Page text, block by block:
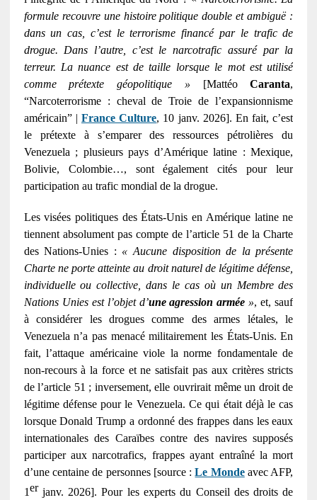
formule recouvre une histoire politique double et ambiguë :
dans un cas, c’est le terrorisme financé par le trafic de
drogue. Dans l’autre, c’est le narcotrafic assuré par la
terreur. La nuance est de taille lorsque le mot est utilisé
comme prétexte géopolitique » [MattéoCaranta,
“Narcoterrorisme : cheval de Troie de l’expansionnisme
américain” | France Culture, 10 janv. 2026]. En fait, c’est
le prétexte à s’emparer des ressources pétrolières du
Venezuela ; plusieurs pays d’Amérique latine : Mexique,
Bolivie, Colombie…, sont également cités pour leur
participation au trafic mondial de la drogue.
Les visées politiques des États-Unis en Amérique latine ne
tiennent absolument pas compte de l’article 51 de la Charte
des Nations-Unies : « Aucune disposition de la présente
Charte ne porte atteinte au droit naturel de légitime défense,
individuelle ou collective, dans le cas où un Membre des
Nations Unies est l’objet d’une agression armée », et, sauf
à considérer les drogues comme des armes létales, le
Venezuela n’a pas menacé militairement les États-Unis. En
fait, l’attaque américaine viole la norme fondamentale de
non-recours à la force et ne satisfait pas aux critères stricts
de l’article 51 ; inversement, elle ouvrirait même un droit de
légitime défense pour le Venezuela. Ce qui était déjà le cas
lorsque Donald Trump a ordonné des frappes dans les eaux
internationales des Caraïbes contre des navires supposés
participer aux narcotrafics, frappes ayant entraîné la mort
d’une centaine de personnes [source :Le Mondeavec AFP,
1er janv. 2026]. Pour les experts du Conseil des droits de